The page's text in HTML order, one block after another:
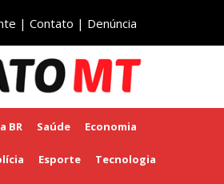
| Contato | Denúncia
BR Saúde Economia
Esporte Tecnologia